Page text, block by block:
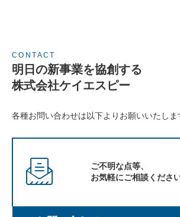
CONTACT
明日の新事業を協創する
株式会社ケイエスピー
各種お問い合わせは以下よりお願いいたしま
ご不明な点等、
お気軽にご相談ください